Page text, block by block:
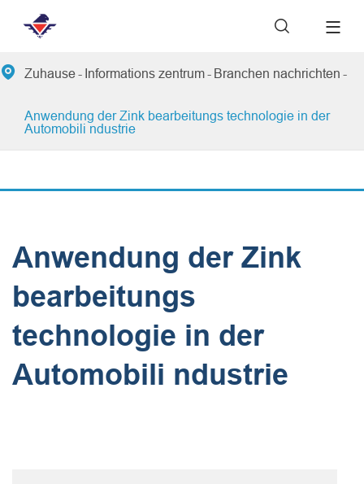

 Zuhause Informations zentrum Branchen nachrichten
Anwendung der Zink bearbeitungs technologie in der
Automobili ndustrie
Anwendung der Zink
bearbeitungs
technologie in der
Automobili ndustrie